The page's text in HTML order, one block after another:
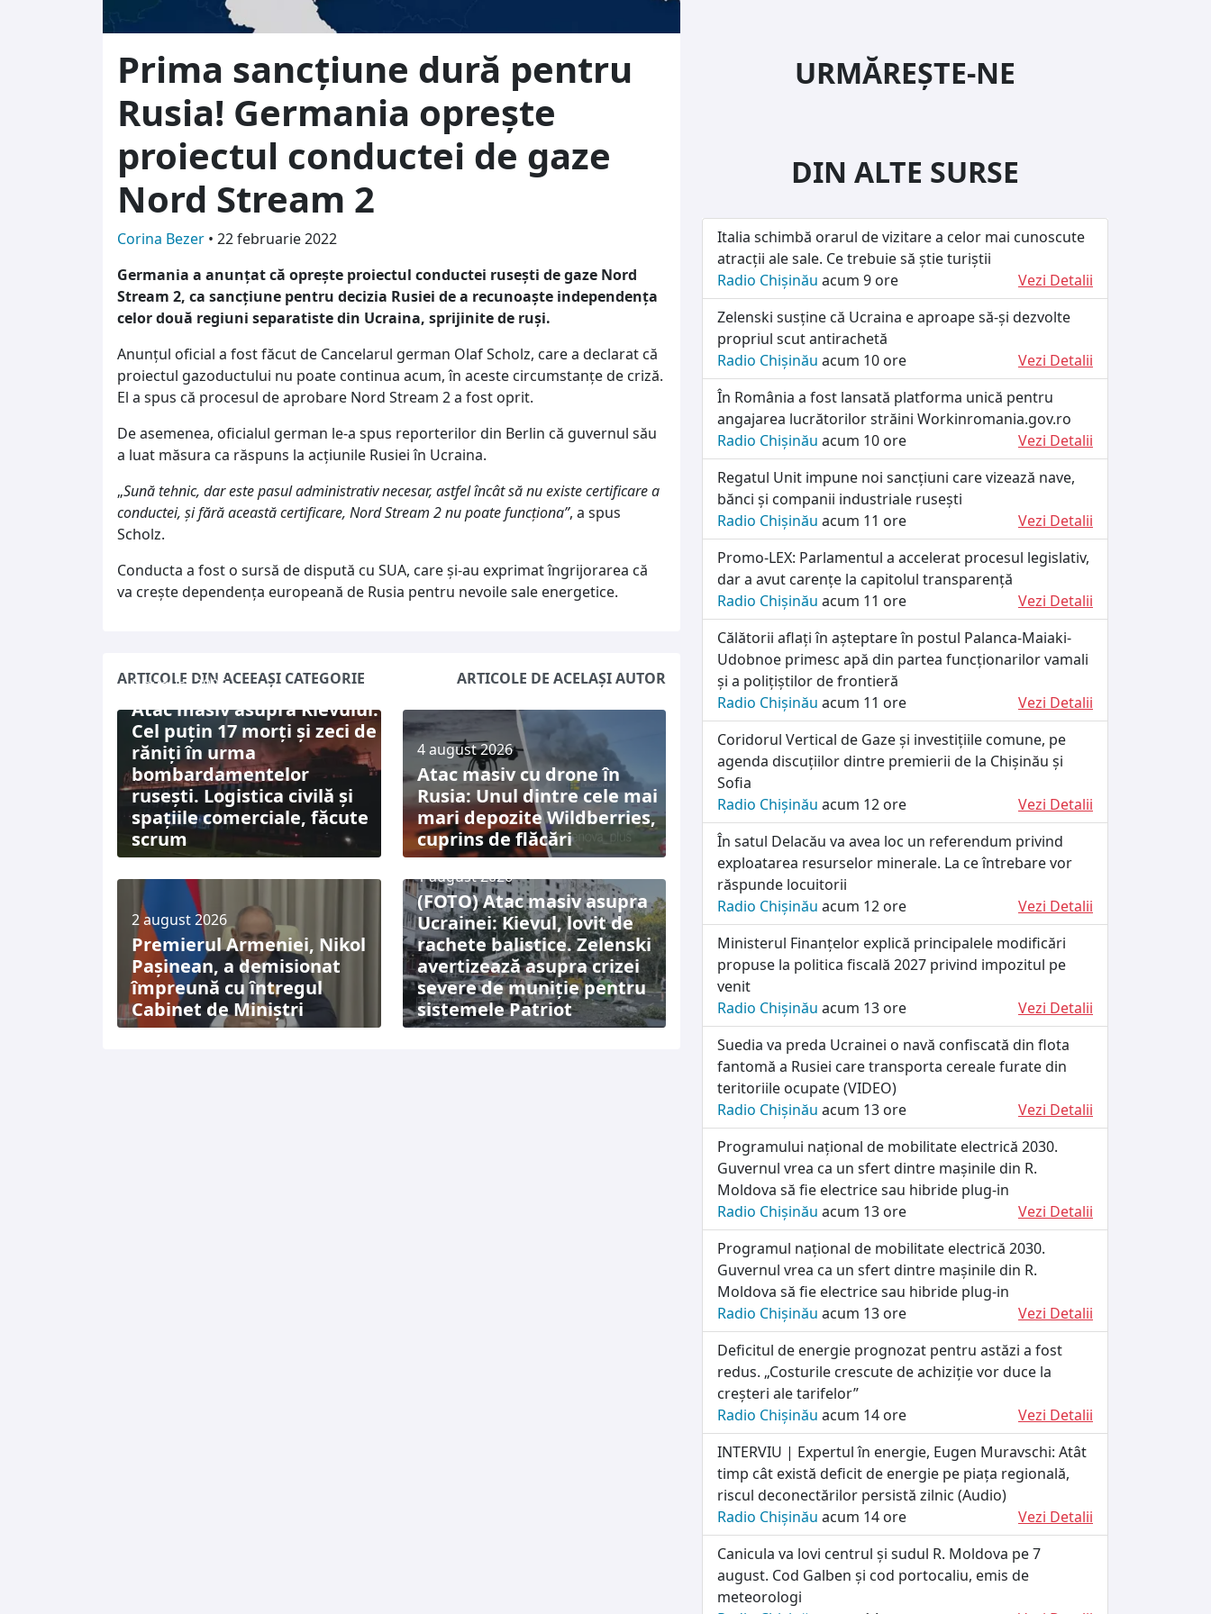
Prima sancțiune dură pentru
Rusia! Germania oprește
proiectul conductei de gaze
Nord Stream 2
Corina Bezer • 22 februarie 2022
Germania a anunțat că oprește proiectul conductei rusești de gaze Nord
Stream 2, ca sancțiune pentru decizia Rusiei de a recunoaște independența
celor două regiuni separatiste din Ucraina, sprijinite de ruși.
Anunțul oficial a fost făcut de Cancelarul german Olaf Scholz, care a declarat că
proiectul gazoductului nu poate continua acum, în aceste circumstanțe de criză.
El a spus că procesul de aprobare Nord Stream 2 a fost oprit.
De asemenea, oficialul german le-a spus reporterilor din Berlin că guvernul său
a luat măsura ca răspuns la acțiunile Rusiei în Ucraina.
„Sună tehnic, dar este pasul administrativ necesar, astfel încât să nu existe certificare a
conductei, și fără această certificare, Nord Stream 2 nu poate funcționa”, a spus
Scholz.
Conducta a fost o sursă de dispută cu SUA, care și-au exprimat îngrijorarea că
va crește dependența europeană de Rusia pentru nevoile sale energetice.
ARTICOLE DIN ACEEAȘI CATEGORIE ARTICOLE DE ACELAȘI AUTOR
5 august 2026
Atac masiv asupra Kievului:
Cel puțin 17 morți și zeci de
răniți în urma
bombardamentelor
rusești. Logistica civilă și
spațiile comerciale, făcute
scrum
4 august 2026
Atac masiv cu drone în
Rusia: Unul dintre cele mai
mari depozite Wildberries,
cuprins de flăcări
2 august 2026
Premierul Armeniei, Nikol
Pașinean, a demisionat
împreună cu întregul
Cabinet de Miniștri
1 august 2026
(FOTO) Atac masiv asupra
Ucrainei: Kievul, lovit de
rachete balistice. Zelenski
avertizează asupra crizei
severe de muniție pentru
sistemele Patriot
URMĂREȘTE-NE
DIN ALTE SURSE
Italia schimbă orarul de vizitare a celor mai cunoscute
atracții ale sale. Ce trebuie să știe turiștii
Radio Chișinău acum 9 ore
Vezi Detalii
Zelenski susține că Ucraina e aproape să-și dezvolte
propriul scut antirachetă
Radio Chișinău acum 10 ore
Vezi Detalii
În România a fost lansată platforma unică pentru
angajarea lucrătorilor străini Workinromania.gov.ro
Radio Chișinău acum 10 ore
Vezi Detalii
Regatul Unit impune noi sancțiuni care vizează nave,
bănci și companii industriale rusești
Radio Chișinău acum 11 ore
Vezi Detalii
Promo-LEX: Parlamentul a accelerat procesul legislativ,
dar a avut carențe la capitolul transparență
Radio Chișinău acum 11 ore
Vezi Detalii
Călătorii aflați în așteptare în postul Palanca-Maiaki-
Udobnoe primesc apă din partea funcționarilor vamali
și a polițiștilor de frontieră
Radio Chișinău acum 11 ore
Vezi Detalii
Coridorul Vertical de Gaze și investițiile comune, pe
agenda discuțiilor dintre premierii de la Chișinău și
Sofia
Radio Chișinău acum 12 ore
Vezi Detalii
În satul Delacău va avea loc un referendum privind
exploatarea resurselor minerale. La ce întrebare vor
răspunde locuitorii
Radio Chișinău acum 12 ore
Vezi Detalii
Ministerul Finanțelor explică principalele modificări
propuse la politica fiscală 2027 privind impozitul pe
venit
Radio Chișinău acum 13 ore
Vezi Detalii
Suedia va preda Ucrainei o navă confiscată din flota
fantomă a Rusiei care transporta cereale furate din
teritoriile ocupate (VIDEO)
Radio Chișinău acum 13 ore
Vezi Detalii
Programului național de mobilitate electrică 2030.
Guvernul vrea ca un sfert dintre mașinile din R.
Moldova să fie electrice sau hibride plug-in
Radio Chișinău acum 13 ore
Vezi Detalii
Programul național de mobilitate electrică 2030.
Guvernul vrea ca un sfert dintre mașinile din R.
Moldova să fie electrice sau hibride plug-in
Radio Chișinău acum 13 ore
Vezi Detalii
Deficitul de energie prognozat pentru astăzi a fost
redus. „Costurile crescute de achiziție vor duce la
creșteri ale tarifelor”
Radio Chișinău acum 14 ore
Vezi Detalii
INTERVIU | Expertul în energie, Eugen Muravschi: Atât
timp cât există deficit de energie pe piața regională,
riscul deconectărilor persistă zilnic (Audio)
Radio Chișinău acum 14 ore
Vezi Detalii
Canicula va lovi centrul și sudul R. Moldova pe 7
august. Cod Galben și cod portocaliu, emis de
meteorologi